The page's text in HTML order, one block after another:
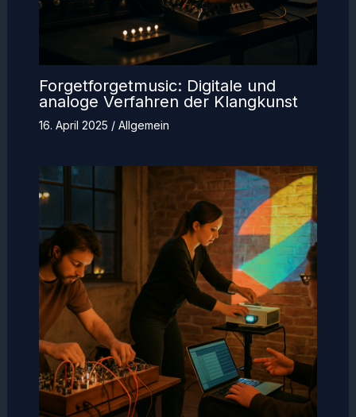
Forgetforgetmusic: Digitale und
analoge Verfahren der Klangkunst
16. April 2025 / Allgemein